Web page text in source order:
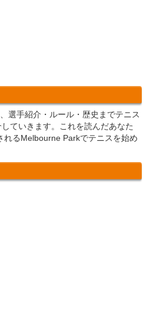
選手紹介・ルール・歴史までテニス
ていきます。これを読んだあなた
れるMelbourne Parkでテニスを始め